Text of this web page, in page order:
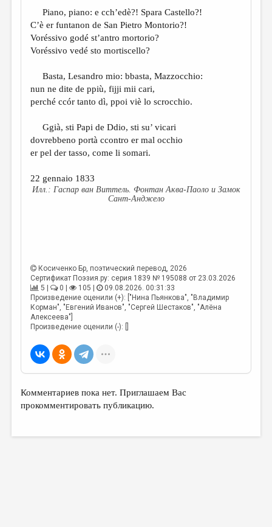
Piano, piano: e cch’edè?! Spara Castello?!
C’è er funtanon de San Pietro Montorio?!
Voréssivo godé st’antro mortorio?
Voréssivo vedé sto mortiscello?
Basta, Lesandro mio: bbasta, Mazzocchio:
nun ne dite de ppiù, fijji mii cari,
perché ccór tanto dì, ppoi viè lo scrocchio.
Ggià, sti Papi de Ddio, sti su’ vicari
dovrebbeno portà ccontro er mal occhio
er pel der tasso, come li somari.
22 gennaio 1833
Гаспар ван Виттель. Фонтан Аква-Паоло и Замок
Сант-Анджело
Косиченко Бр, поэтический перевод, 2026
Сертификат Поэзия.ру: серия 1839 № 195088 от 23.03.2026
5 |
0 | 105 |
09.08.2026. 00:31:33
Произведение оценили (+): ["Нина Пьянкова", "Владимир
Корман", "Евгений Иванов", "Сергей Шестаков", "Алёна
Алексеева"]
Произведение оценили (-): []
Комментариев пока нет. Приглашаем Вас
прокомментировать публикацию.